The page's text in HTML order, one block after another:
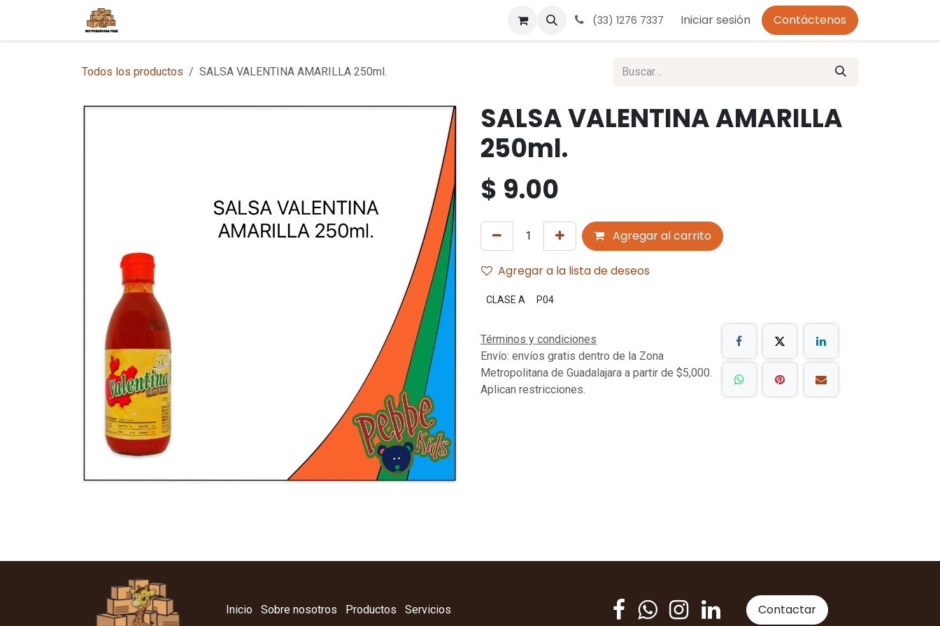
Términos y condiciones Aviso de Privacidad
(33) 1276 7337 Iniciar sesión Contáctenos
Todos los productos SALSA VALENTINA AMARILLA 250ml.
SALSA VALENTINA AMARILLA
250ml.
$ 9.00
Agregar al carrito
Agregar a la lista de deseos
CLASE A P04
Términos y condiciones
Envío: envíos gratis dentro de la Zona
Metropolitana de Guadalajara a partir de $5,000.
Aplican restricciones.
Inicio Sobre nosotros Productos Servicios Contactar